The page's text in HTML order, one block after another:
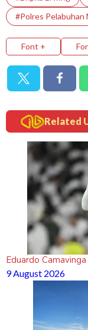
#Polres Pelabuhan
Font +
Related
Eduardo
9 August 2026